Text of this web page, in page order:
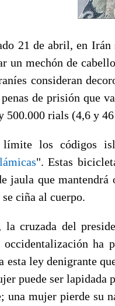
21 de abril, en
un mechón de
consideran
de prisión que
500.000 rials (4,6 y
los códigos
". Estas
jaula que
ciña al cuerpo.
la cruzada del
ha
esta ley denigrante
puede ser
una mujer pierde su